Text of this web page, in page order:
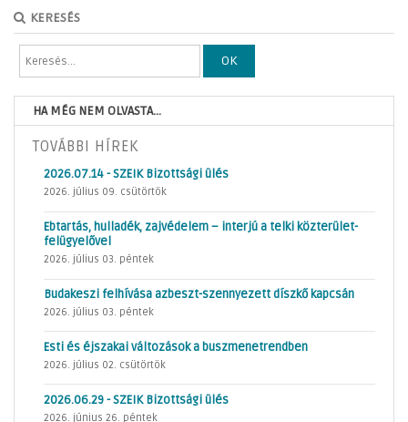
KERESÉS
OK
HA MÉG NEM OLVASTA...
TOVÁBBI HÍREK
2026.07.14 - SZEIK Bizottsági ülés
2026. július 09. csütörtök
Ebtartás, hulladék, zajvédelem – interjú a telki közterület-
felügyelővel
2026. július 03. péntek
Budakeszi felhívása azbeszt-szennyezett díszkő kapcsán
2026. július 03. péntek
Esti és éjszakai változások a buszmenetrendben
2026. július 02. csütörtök
2026.06.29 - SZEIK Bizottsági ülés
2026. június 26. péntek